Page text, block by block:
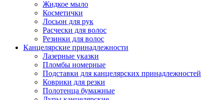
Жидкое мыло
Косметички
Лосьон для рук
Расчески для волос
Резинки для волос
Канцелярские принадлежности
Лазерные указки
Пломбы номерные
Подставки для канцелярских принадлежностей
Коврики для резки
Полотенца бумажные